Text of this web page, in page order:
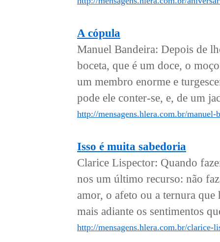
A cópula
Manuel Bandeira: Depois de
boceta, que é um doce, o
um membro enorme e
pode ele conter-se, e, de um
http://mensagens.hlera.com.br/manuel-
Isso é muita sabedoria
Clarice Lispector: Quando
nos um último recurso: não
amor, o afeto ou a ternura
mais adiante os sentimentos
http://mensagens.hlera.com.br/clarice-